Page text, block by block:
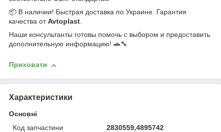
📦 В наличии! Быстрая доставка по Украине. Гарантия
качества отAvtoplast.
Наши консультанты готовы помочь с выбором и предоставить
дополнительную информацию! 🚗🔧
Приховати
Характеристики
Основні
Код запчастини
2830559,4895742